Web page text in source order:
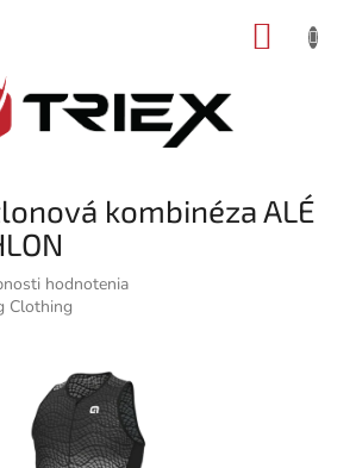
kombinéza ALÉ
hodnotenia
Clothing